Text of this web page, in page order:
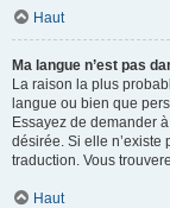
Haut
Ma langue n’est pas
La raison la plus
langue ou bien que
Essayez de demander
désirée. Si elle n’existe
traduction. Vous
Haut